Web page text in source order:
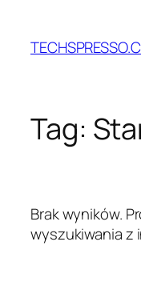
treści
Tag:
Brak wyników.
wyszukiwania z